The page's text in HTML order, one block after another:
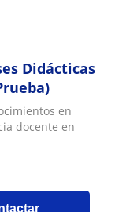
Didácticas
en
docente en